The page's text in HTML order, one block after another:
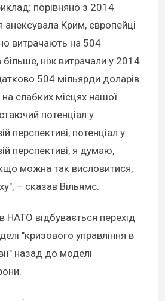
порівняно з 2014
анексувала Крим, європейці
витрачають на 504
більше, ніж витрачали у 2014
504 мільярди доларів.
слабких місцях нашої
потенціал у
перспективі, потенціал у
перспективі, я думаю,
можна так висловитися,
– сказав Вільямс.
НАТО відбувається перехід
"кризового управління в
назад до моделі